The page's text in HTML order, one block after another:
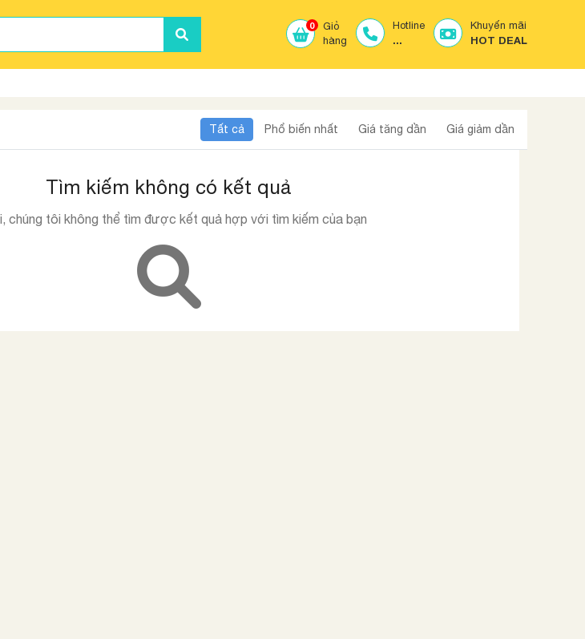
0
Giỏ
hàng
Hotline
...
Khuyến mãi
HOT DEAL
Tất cả Phổ biến nhất Giá tăng dần Giá giảm dần
Tìm kiếm không có kết quả
chúng tôi không thể tìm được kết quả hợp với tìm kiếm của bạn